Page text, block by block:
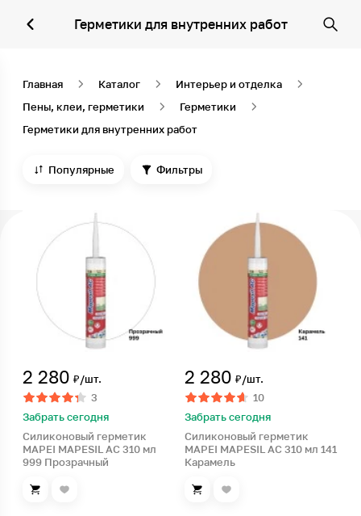
Герметики для внутренних работ
Главная Каталог
Интерьер и отделка
Пены, клеи, герметики
Герметики
Герметики для внутренних работ
Популярные Фильтры
2 280 ₽/шт.
3
Забрать сегодня
Силиконовый герметик
MAPEI MAPESIL AC 310 мл
999 Прозрачный
2 280 ₽/шт.
10
Забрать сегодня
Силиконовый герметик
MAPEI MAPESIL AC 310 мл 141
Карамель